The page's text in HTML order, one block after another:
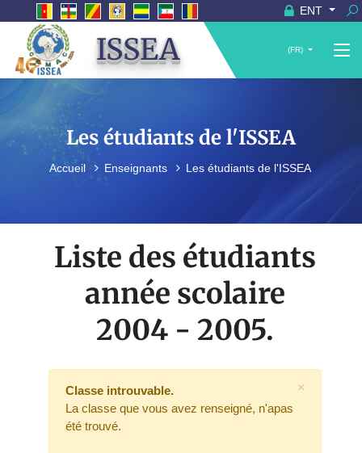
ENT
ISSEA (FR)
Les étudiants de l'ISSEA
Accueil Enseignants Les étudiants de l'ISSEA
Liste des étudiants
année scolaire
2004 - 2005.
Classe introuvable.
La classe que vous avez renseigné, n'apas
été trouvé.
×